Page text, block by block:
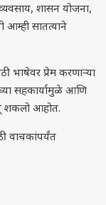
शासन योजना,
सातत्याने
प्रेम करणाऱ्या
सहकार्यामुळे आणि
शकलो आहोत.
वाचकांपर्यंत